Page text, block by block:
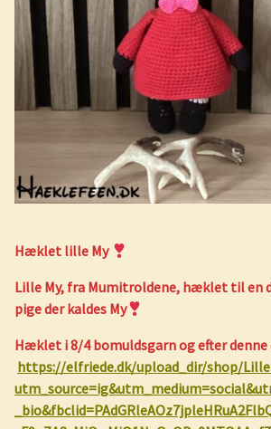
Hæklet lille My
Lille My, fra Mumitroldene, hæklet til en
pige der kaldes My
Hæklet i 8/4 bomuldsgarn og efter
https://elfriede.dk/upload_dir/shop/